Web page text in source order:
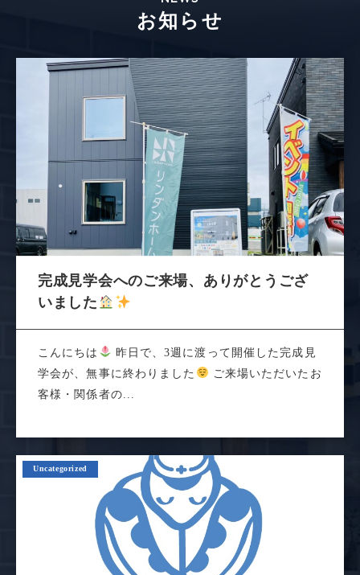
お知らせ
完成見学会へのご来場、ありがとうござ
いました
こんにちは
昨日で、3週に渡って開催した完成見
学会が、無事に終わりました
ご来場いただいたお
客様・関係者の...
Uncategorized